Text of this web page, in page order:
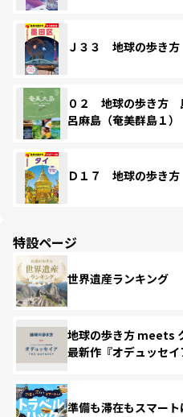
Ｊ３３ 地球の歩き
０２ 地球の歩き
呂麻島（奄美群島１
Ｄ１７ 地球の歩き
特設ページ
世界遺産ランキング
地球の歩き方 meets
最新作『オデュッセイ
準備も滞在もスマー